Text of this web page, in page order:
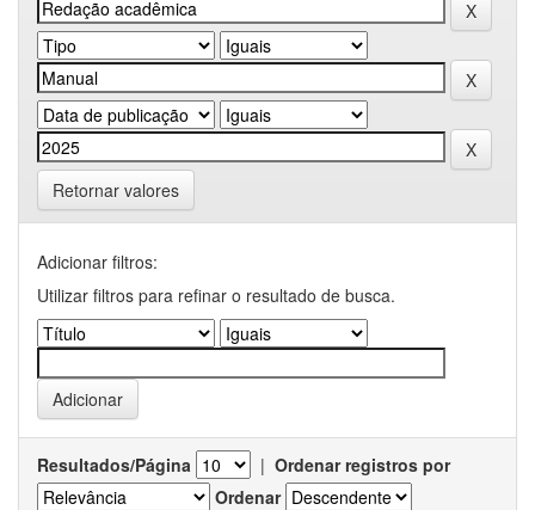
Retornar valores
Adicionar filtros:
Utilizar filtros para refinar o resultado de busca.
Resultados/Página | Ordenar registros por
Ordenar